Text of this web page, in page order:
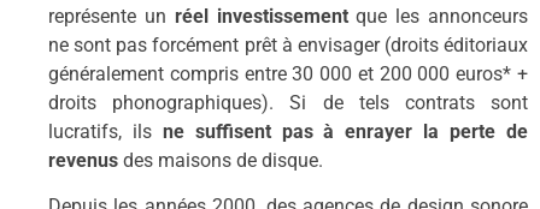
représente un réel investissementque les annonceurs
ne sont pas forcément prêt à envisager (droits éditoriaux
généralement compris entre 30 000 et 200 000 euros* +
droits phonographiques). Si de tels contrats sont
lucratifs, ils ne suffisent pas à enrayer la perte de
revenus des maisons de disque.